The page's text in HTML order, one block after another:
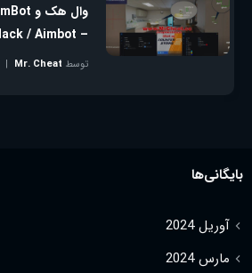
– CS2 Wall Hack / Aimbot
توسط Mr. Cheat
بایگانی‌ها
آوریل 2024
مارس 2024